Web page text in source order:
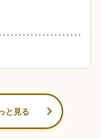
と見る